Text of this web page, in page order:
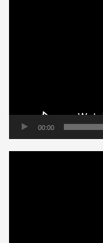
00:00